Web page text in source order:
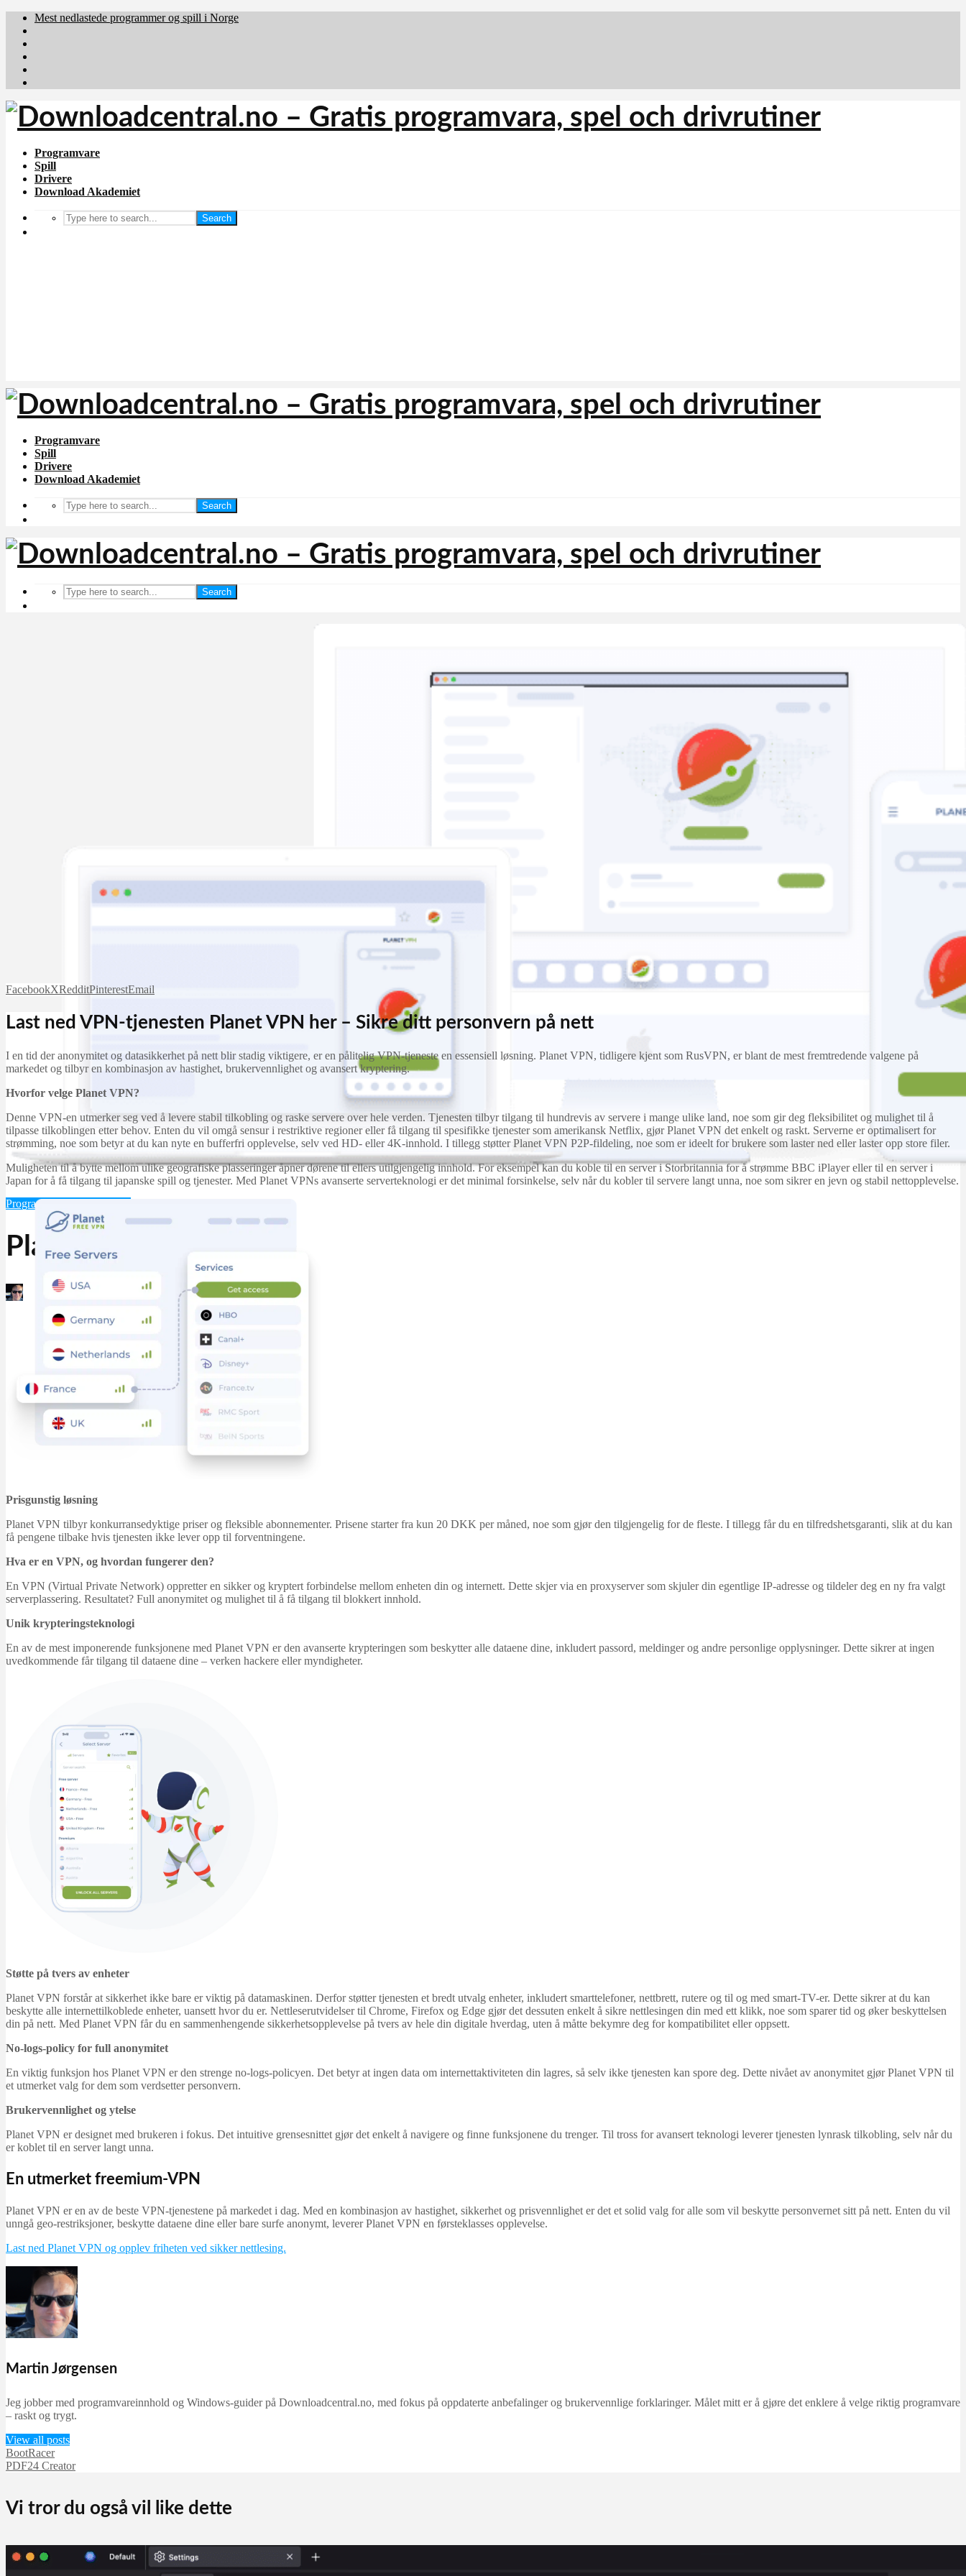
Mest nedlastede programmer og spill i Norge
Programvare
Spill
Drivere
Download Akademiet
Search
Programvare
Spill
Drivere
Download Akademiet
Search
Search
Programvare
Planet VPN
FacebookXRedditPinterestEmail
Last ned VPN-tjenesten Planet VPN her – Sikre ditt personvern på nett
I en tid der anonymitet og datasikkerhet på nett blir stadig viktigere, er en pålitelig VPN-tjeneste en essensiell løsning. Planet VPN, tidligere kjent som RusVPN, er blant de mest fremtredende valgene på
markedet og tilbyr en kombinasjon av hastighet, brukervennlighet og avansert kryptering.
Hvorfor velge Planet VPN?
Denne VPN-en utmerker seg ved å levere stabil tilkobling og raske servere over hele verden. Tjenesten tilbyr tilgang til hundrevis av servere i mange ulike land, noe som gir deg fleksibilitet og mulighet til å
tilpasse tilkoblingen etter behov. Enten du vil omgå sensur i restriktive regioner eller få tilgang til spesifikke tjenester som amerikansk Netflix, gjør Planet VPN det enkelt og raskt. Serverne er optimalisert for
strømming, noe som betyr at du kan nyte en bufferfri opplevelse, selv ved HD- eller 4K-innhold. I tillegg støtter Planet VPN P2P-fildeling, noe som er ideelt for brukere som laster ned eller laster opp store filer.
Muligheten til å bytte mellom ulike geografiske plasseringer åpner dørene til ellers utilgjengelig innhold. For eksempel kan du koble til en server i Storbritannia for å strømme BBC iPlayer eller til en server i
Japan for å få tilgang til japanske spill og tjenester. Med Planet VPNs avanserte serverteknologi er det minimal forsinkelse, selv når du kobler til servere langt unna, noe som sikrer en jevn og stabil nettopplevelse.
Prisgunstig løsning
Planet VPN tilbyr konkurransedyktige priser og fleksible abonnementer. Prisene starter fra kun 20 DKK per måned, noe som gjør den tilgjengelig for de fleste. I tillegg får du en tilfredshetsgaranti, slik at du kan
få pengene tilbake hvis tjenesten ikke lever opp til forventningene.
Hva er en VPN, og hvordan fungerer den?
En VPN (Virtual Private Network) oppretter en sikker og kryptert forbindelse mellom enheten din og internett. Dette skjer via en proxyserver som skjuler din egentlige IP-adresse og tildeler deg en ny fra valgt
serverplassering. Resultatet? Full anonymitet og mulighet til å få tilgang til blokkert innhold.
Unik krypteringsteknologi
En av de mest imponerende funksjonene med Planet VPN er den avanserte krypteringen som beskytter alle dataene dine, inkludert passord, meldinger og andre personlige opplysninger. Dette sikrer at ingen
uvedkommende får tilgang til dataene dine – verken hackere eller myndigheter.
Støtte på tvers av enheter
Planet VPN forstår at sikkerhet ikke bare er viktig på datamaskinen. Derfor støtter tjenesten et bredt utvalg enheter, inkludert smarttelefoner, nettbrett, rutere og til og med smart-TV-er. Dette sikrer at du kan
beskytte alle internettilkoblede enheter, uansett hvor du er. Nettleserutvidelser til Chrome, Firefox og Edge gjør det dessuten enkelt å sikre nettlesingen din med ett klikk, noe som sparer tid og øker beskyttelsen
din på nett. Med Planet VPN får du en sammenhengende sikkerhetsopplevelse på tvers av hele din digitale hverdag, uten å måtte bekymre deg for kompatibilitet eller oppsett.
No-logs-policy for full anonymitet
En viktig funksjon hos Planet VPN er den strenge no-logs-policyen. Det betyr at ingen data om internettaktiviteten din lagres, så selv ikke tjenesten kan spore deg. Dette nivået av anonymitet gjør Planet VPN til
et utmerket valg for dem som verdsetter personvern.
Brukervennlighet og ytelse
Planet VPN er designet med brukeren i fokus. Det intuitive grensesnittet gjør det enkelt å navigere og finne funksjonene du trenger. Til tross for avansert teknologi leverer tjenesten lynrask tilkobling, selv når du
er koblet til en server langt unna.
En utmerket freemium-VPN
Planet VPN er en av de beste VPN-tjenestene på markedet i dag. Med en kombinasjon av hastighet, sikkerhet og prisvennlighet er det et solid valg for alle som vil beskytte personvernet sitt på nett. Enten du vil
unngå geo-restriksjoner, beskytte dataene dine eller bare surfe anonymt, leverer Planet VPN en førsteklasses opplevelse.
Last ned Planet VPN og opplev friheten ved sikker nettlesing.
Martin Jørgensen
Jeg jobber med programvareinnhold og Windows-guider på Downloadcentral.no, med fokus på oppdaterte anbefalinger og brukervennlige forklaringer. Målet mitt er å gjøre det enklere å velge riktig programvare
– raskt og trygt.
View all posts
BootRacer
PDF24 Creator
Vi tror du også vil like dette